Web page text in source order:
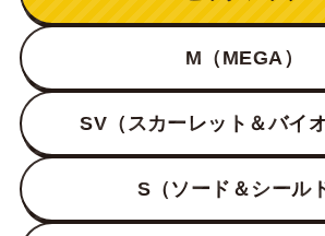
M（MEGA）
SV（スカーレット＆バイ
S（ソード＆シール